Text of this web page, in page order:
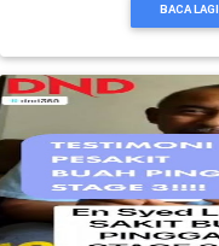
BACA LAGI
PEMBORONG(2)
PRODUK
DIGITAL(29)